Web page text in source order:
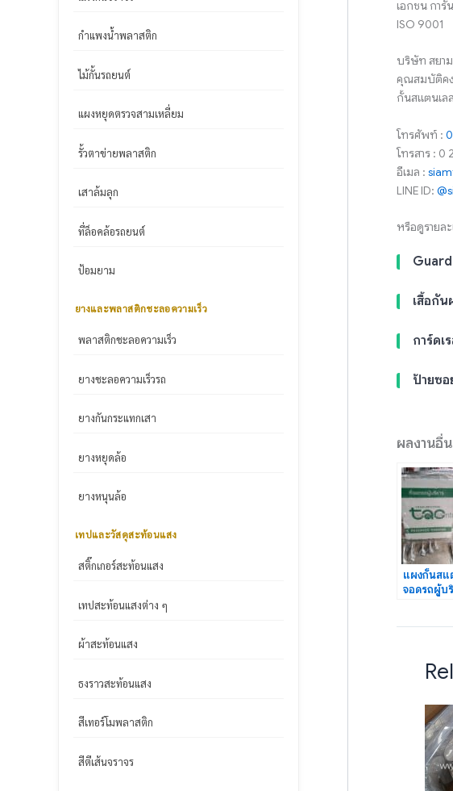
กำแพงน้ำพลาสติก
ไม้กั้นรถยนต์
แผงหยุดตรวจสามเหลี่ยม
รั้วตาข่ายพลาสติก
เสาล้มลุก
ที่ล็อคล้อรถยนต์
ป้อมยาม
ยางและพลาสติกชะลอความเร็ว
พลาสติกชะลอความเร็ว
ยางชะลอความเร็วรถ
ยางกันกระแทกเสา
ยางหยุดล้อ
ยางหนุนล้อ
เทปและวัสดุสะท้อนแสง
สติ๊กเกอร์สะท้อนแสง
เทปสะท้อนแสงต่าง ๆ
ผ้าสะท้อนแสง
ธงราวสะท้อนแสง
สีเทอร์โมพลาสติก
สีตีเส้นจราจร
เอกชน กา
ISO 9001
บริษัท สยา
คุณสมบัติคง
กั้นสแตนเล
โทรศัพท์ :
โทรสาร : 0
อีเมล :
LINE ID:
หรือดูรายล
Guard
เสื้อกั
การ์ดเ
ป้ายซ
ผลงานอื่
แผงกั้นสแ
จอดรถผู้บ